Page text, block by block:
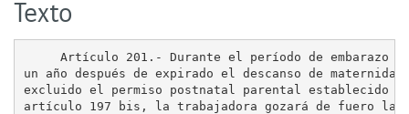
Texto
Artículo 201.- Durante el período de embarazo y
un año después de expirado el descanso de
excluido el permiso postnatal parental establecido
artículo 197 bis, la trabajadora gozará de fuero